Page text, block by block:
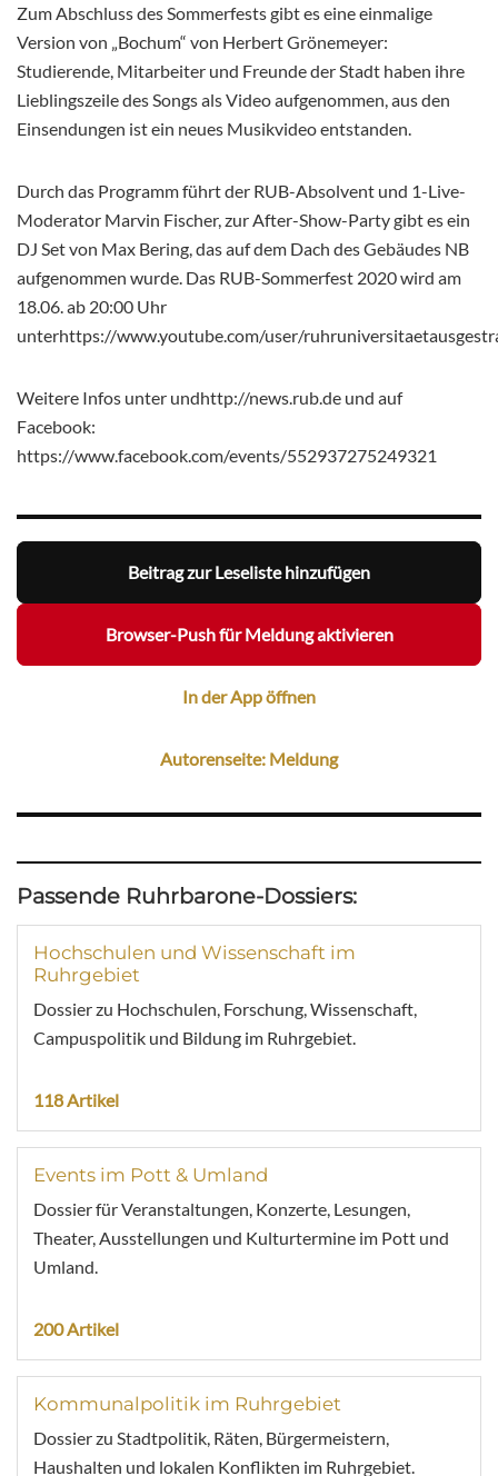
Zum Abschluss des Sommerfests gibt es eine einmalige
Version von „Bochum“ von Herbert Grönemeyer:
Studierende, Mitarbeiter und Freunde der Stadt haben ihre
Lieblingszeile des Songs als Video aufgenommen, aus den
Einsendungen ist ein neues Musikvideo entstanden.
Durch das Programm führt der RUB-Absolvent und 1-Live-
Moderator Marvin Fischer, zur After-Show-Party gibt es ein
DJ Set von Max Bering, das auf dem Dach des Gebäudes NB
aufgenommen wurde. Das RUB-Sommerfest 2020 wird am
18.06. ab 20:00 Uhr
unterhttps://www.youtube.com/user/
Weitere Infos unter undhttp://news.rub.de und auf
Facebook:
https://www.facebook.com/events/552937275249321
Beitrag zur Leseliste hinzufügen
Browser-Push für Meldung aktivieren
In der App öffnen
Autorenseite: Meldung
Passende Ruhrbarone-Dossiers:
Hochschulen und Wissenschaft im
Ruhrgebiet
Dossier zu Hochschulen, Forschung, Wissenschaft,
Campuspolitik und Bildung im Ruhrgebiet.
118 Artikel
Events im Pott & Umland
Dossier für Veranstaltungen, Konzerte, Lesungen,
Theater, Ausstellungen und Kulturtermine im Pott und
Umland.
200 Artikel
Kommunalpolitik im Ruhrgebiet
Dossier zu Stadtpolitik, Räten, Bürgermeistern,
Haushalten und lokalen Konflikten im Ruhrgebiet.